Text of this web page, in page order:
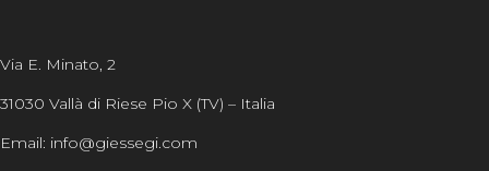
Via E. Minato, 2
31030 Vallà di Riese Pio X (TV) – Italia
Email: info@giessegi.com